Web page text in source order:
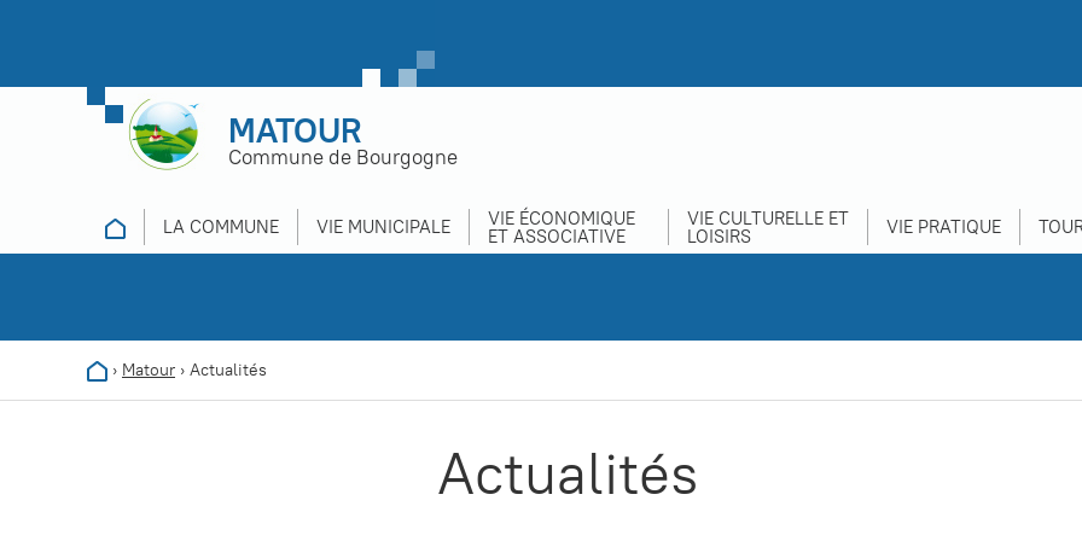
MATOUR
Commune de Bourgogne
LA COMMUNE VIE MUNICIPALE VIE ÉCONOMIQUE
ET ASSOCIATIVE
VIE CULTURELLE ET
LOISIRS VIE PRATIQUE
› Matour › Actualités
Actualités